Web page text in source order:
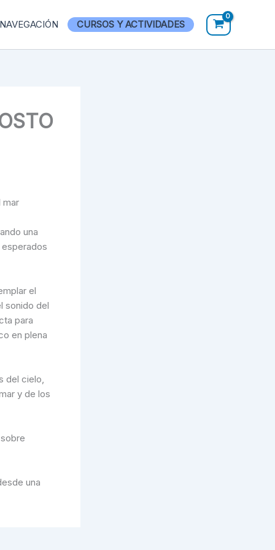
CURSOS Y ACTIVIDADES
mar
una
el
sonido del
para
en plena
del cielo,
y de los
una